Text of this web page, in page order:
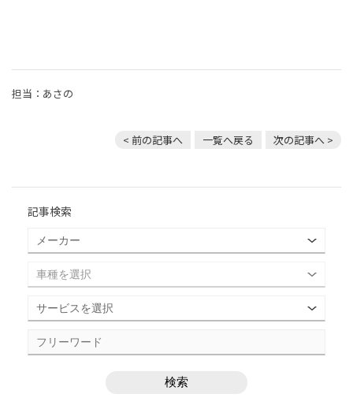
担当：あさの
< 前の記事へ 一覧へ戻る 次の記事へ >
記事検索